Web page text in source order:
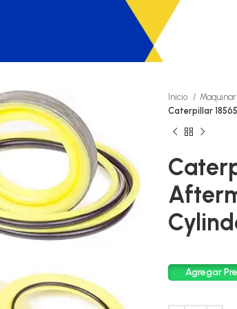
Inicio
Caterpillar
Agregar